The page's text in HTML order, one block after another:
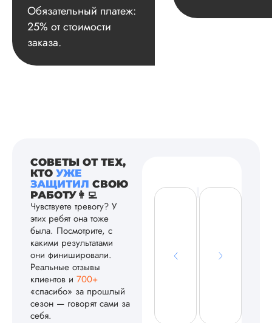
Обязательный платеж:
25% от стоимости
заказа.
СОВЕТЫ ОТ ТЕХ,
КТО УЖЕ
ЗАЩИТИЛ СВОЮ
РАБОТУ👩‍💻
Чувствуете тревогу? У
этих ребят она тоже
была. Посмотрите, с
какими результатами
они финишировали.
Реальные отзывы
клиентов и 700+
«спасибо» за прошлый
сезон — говорят сами за
себя.